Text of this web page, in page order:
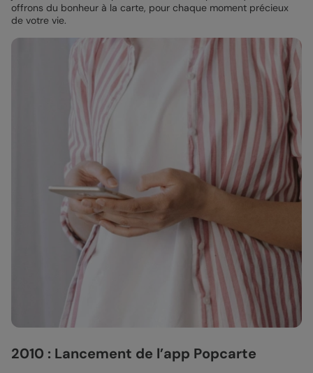
offrons du bonheur à la carte, pour chaque moment précieux
de votre vie.
2010 : Lancement de l’app Popcarte